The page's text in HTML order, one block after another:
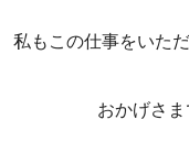
私もこの仕事をいた
おかげさま